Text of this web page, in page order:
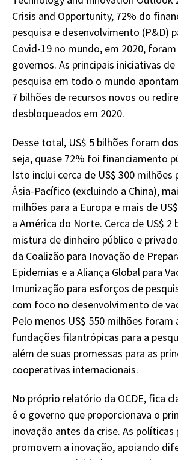
Crisis and Opportunity, 72% do
pesquisa e desenvolvimento (P&D)
Covid-19 no mundo, em 2020,
governos. As principais iniciativas
pesquisa em todo o mundo
7 bilhões de recursos novos ou
desbloqueados em 2020.
Desse total, US$ 5 bilhões foram
seja, quase 72% foi financiamento
Isto inclui cerca de US$ 300 milhões
Ásia-Pacífico (excluindo a China),
milhões para a Europa e mais de
a América do Norte. Cerca de US$ 2
mistura de dinheiro público e
da Coalizão para Inovação de
Epidemias e a Aliança Global para
Imunização para esforços de
com foco no desenvolvimento de
Pelo menos US$ 550 milhões foram
fundações filantrópicas para a
além de suas promessas para as
cooperativas internacionais.
No próprio relatório da OCDE, fica
é o governo que proporcionava o
inovação antes da crise. As políticas
promovem a inovação, apoiando